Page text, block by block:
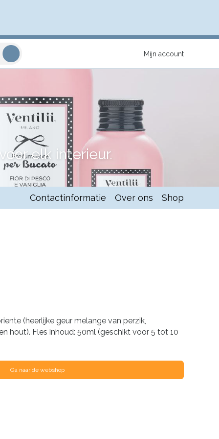
Mijn account
elk interieur.
Contactinformatie Over ons Shop
(heerlijke geur melange van perzik,
hout). Fles inhoud: 50ml (geschikt voor 5 tot 10
Ga naar de webshop